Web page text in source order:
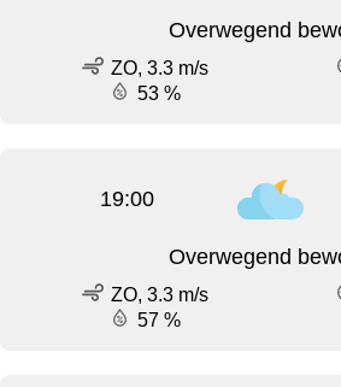
Overwegend
ZO, 3.3 m/s
53 %
19:00
Overwegend
ZO, 3.3 m/s
57 %